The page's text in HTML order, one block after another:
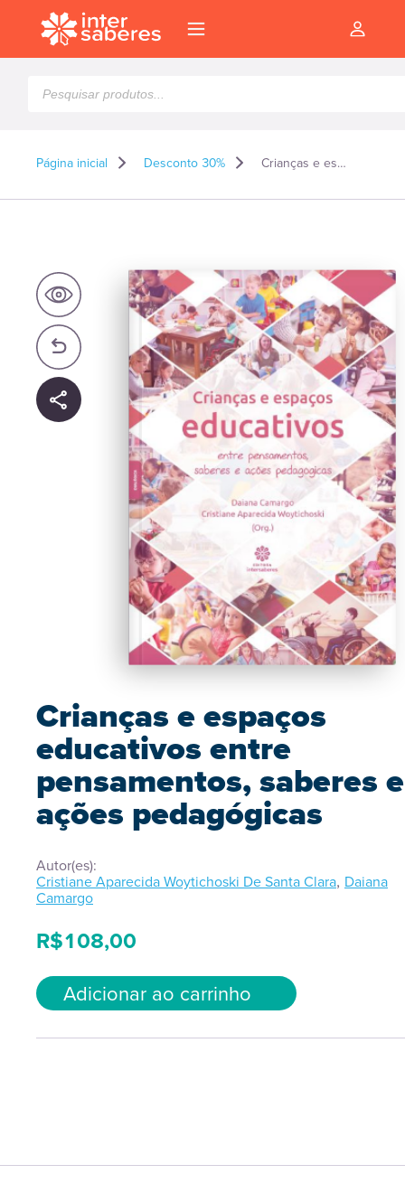
produtos
Página inicial Desconto 30% Crianças e espaços educativos entre pensamentos, saberes e ações pedagógicas
Crianças e espaços
educativos entre
pensamentos, saberes e
ações pedagógicas
Autor(es):
Cristiane Aparecida Woytichoski De Santa Clara, Daiana
Camargo
R$108,00
Adicionar ao carrinho